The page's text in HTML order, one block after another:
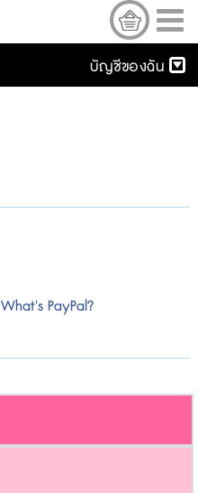
บัญชีของฉัน
What's PayPal?